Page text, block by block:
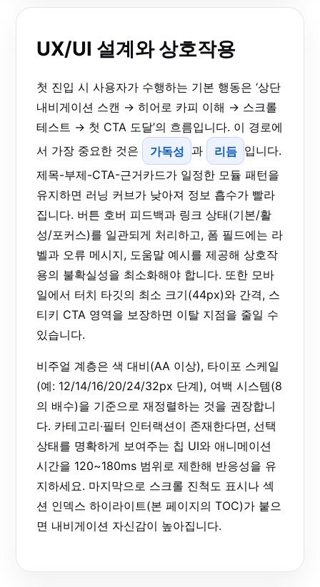
UX/UI 설계와 상호작용
첫 진입 시 사용자가 수행하는 기본 행동은 ‘상단
내비게이션 스캔 → 히어로 카피 이해 → 스크롤
테스트 → 첫 CTA 도달’의 흐름입니다. 이 경로에
서 가장 중요한 것은
가독성 과 리듬 입니다.
제목-부제-CTA-근거카드가 일정한 모듈 패턴을
유지하면 러닝 커브가 낮아져 정보 흡수가 빨라
집니다. 버튼 호버 피드백과 링크 상태(기본/활
성/포커스)를 일관되게 처리하고, 폼 필드에는 라
벨과 오류 메시지, 도움말 예시를 제공해 상호작
용의 불확실성을 최소화해야 합니다. 또한 모바
일에서 터치 타깃의 최소 크기(44px)와 간격, 스
티키 CTA 영역을 보장하면 이탈 지점을 줄일 수
있습니다.
비주얼 계층은 색 대비(AA 이상), 타이포 스케일
(예: 12/14/16/20/24/32px 단계), 여백 시스템(8
의 배수)을 기준으로 재정렬하는 것을 권장합니
다. 카테고리·필터 인터랙션이 존재한다면, 선택
상태를 명확하게 보여주는 칩 UI와 애니메이션
시간을 120~180ms 범위로 제한해 반응성을 유
지하세요. 마지막으로 스크롤 진척도 표시나 섹
션 인덱스 하이라이트(본 페이지의 TOC)가 붙으
면 내비게이션 자신감이 높아집니다.